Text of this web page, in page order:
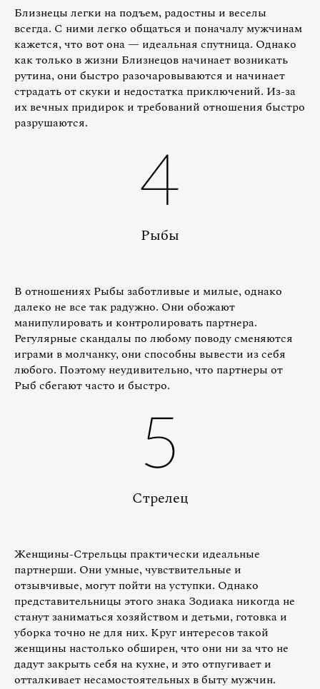
Близнецы легки на подъем, радостны и веселы
всегда. С ними легко общаться и поначалу мужчинам
кажется, что вот она — идеальная спутница. Однако
как только в жизни Близнецов начинает возникать
рутина, они быстро разочаровываются и начинает
страдать от скуки и недостатка приключений. Из-за
их вечных придирок и требований отношения быстро
разрушаются.
4
Рыбы
В отношениях Рыбы заботливые и милые, однако
далеко не все так радужно. Они обожают
манипулировать и контролировать партнера.
Регулярные скандалы по любому поводу сменяются
играми в молчанку, они способны вывести из себя
любого. Поэтому неудивительно, что партнеры от
Рыб сбегают часто и быстро.
5
Стрелец
Женщины-Стрельцы практически идеальные
партнерши. Они умные, чувствительные и
отзывчивые, могут пойти на уступки. Однако
представительницы этого знака Зодиака никогда не
станут заниматься хозяйством и детьми, готовка и
уборка точно не для них. Круг интересов такой
женщины настолько обширен, что они ни за что не
дадут закрыть себя на кухне, и это отпугивает и
отталкивает несамостоятельных в быту мужчин.